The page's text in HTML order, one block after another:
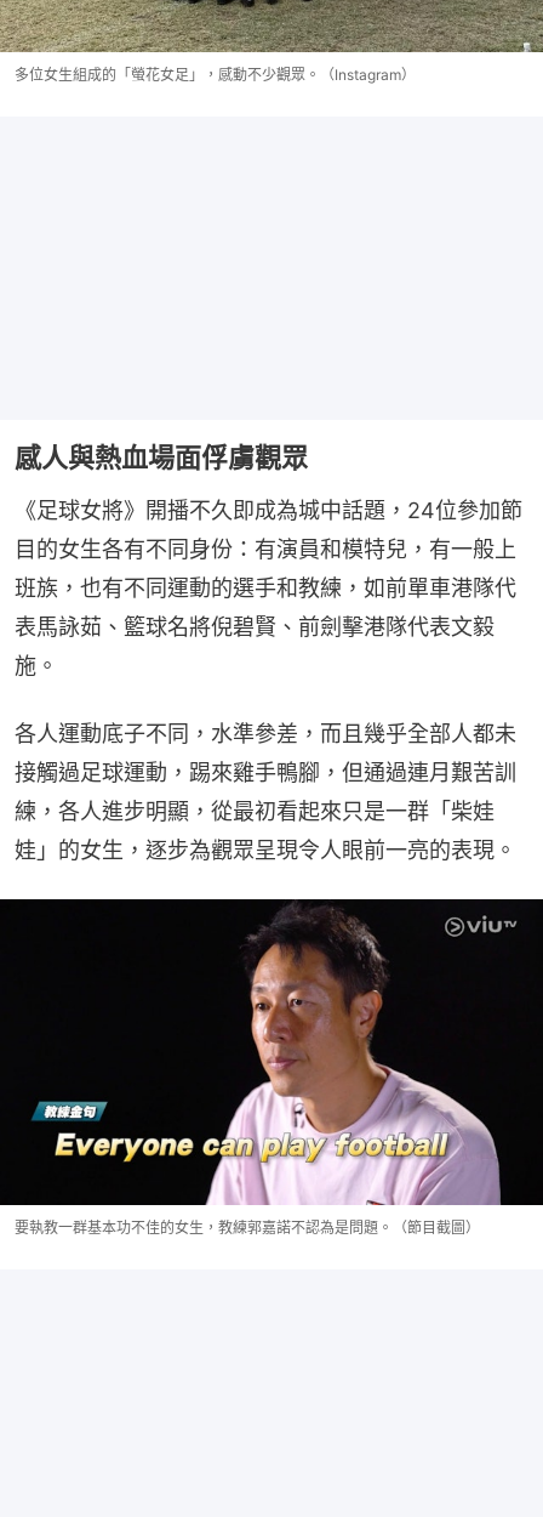
多位女生組成的「螢花女足」，感動不少觀眾。（Instagram）
感人與熱血場面俘虜觀眾
《足球女將》開播不久即成為城中話題，24位參加節
目的女生各有不同身份：有演員和模特兒，有一般上
班族，也有不同運動的選手和教練，如前單車港隊代
表馬詠茹、籃球名將倪碧賢、前劍擊港隊代表文毅
施。
各人運動底子不同，水準參差，而且幾乎全部人都未
接觸過足球運動，踢來雞手鴨腳，但通過連月艱苦訓
練，各人進步明顯，從最初看起來只是一群「柴娃
娃」的女生，逐步為觀眾呈現令人眼前一亮的表現。
要執教一群基本功不佳的女生，教練郭嘉諾不認為是問題。（節目截圖）